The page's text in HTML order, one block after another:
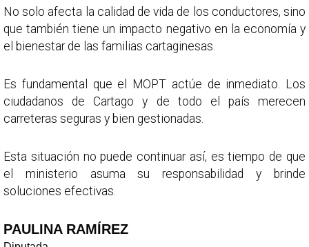
No solo afecta la calidad de vida de los conductores, sino
que también tiene un impacto negativo en la economía y
el bienestar de las familias cartaginesas.
Es fundamental que el MOPT actúe de inmediato. Los
ciudadanos de Cartago y de todo el país merecen
carreteras seguras y bien gestionadas.
Esta situación no puede continuar así, es tiempo de que
el ministerio asuma su responsabilidad y brinde
soluciones efectivas.
PAULINA RAMÍREZ